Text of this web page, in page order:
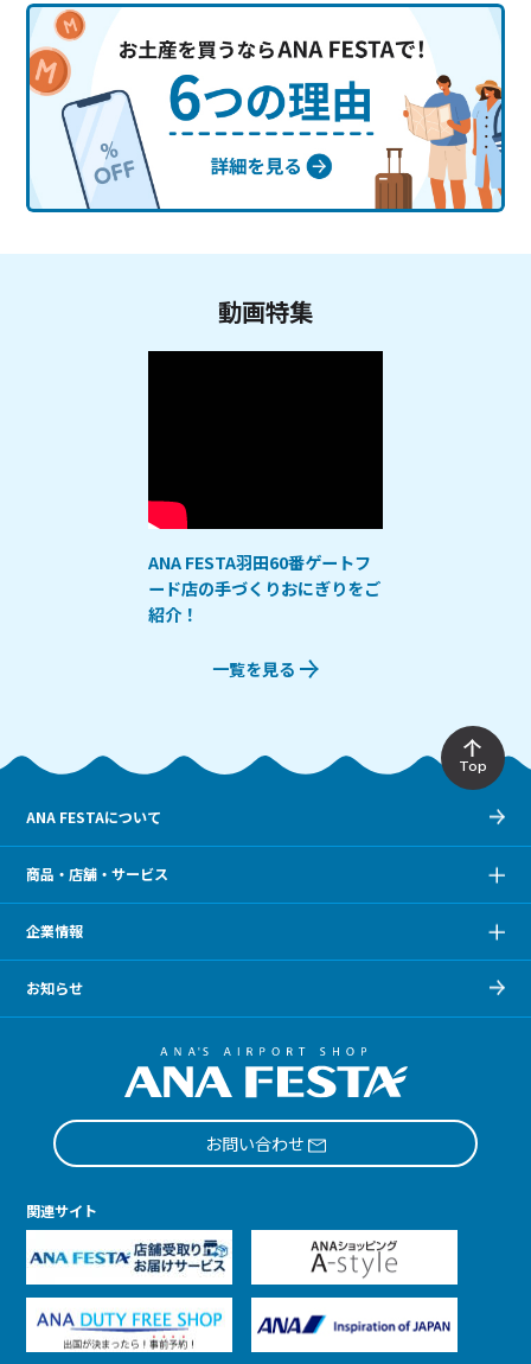
動画特集
ANA FESTA羽田60番ゲートフ
ード店の手づくりおにぎりをご
紹介！
一覧を見る
Top
ANA FESTAについて
商品・店舗・サービス
企業情報
お知らせ
お問い合わせ
関連サイト